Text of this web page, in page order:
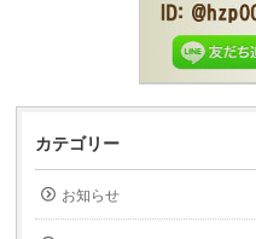
カテゴリー
お知らせ